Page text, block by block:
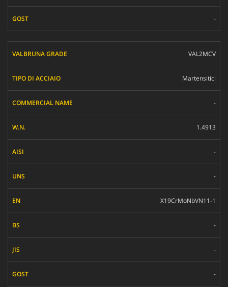
-
VAL2MCV
Martensitici
-
1.4913
-
-
X19CrMoNbVN11-1
-
-
-